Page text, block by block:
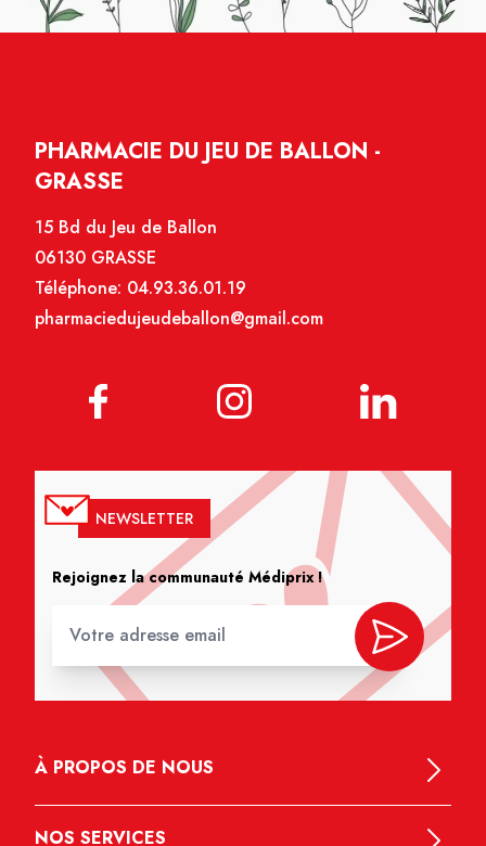
PHARMACIE DU JEU DE BALLON -
GRASSE
15 Bd du Jeu de Ballon
06130 GRASSE
Téléphone: 04.93.36.01.19
pharmaciedujeudeballon@gmail.com
NEWSLETTER
Rejoignez la communauté Médiprix !
À PROPOS DE NOUS
NOS SERVICES